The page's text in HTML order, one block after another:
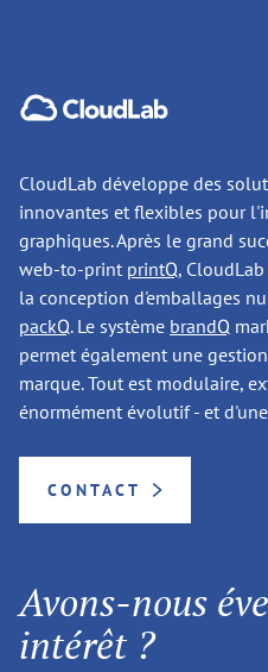
CloudLab développe des
innovantes et flexibles pour
graphiques. Après le grand
web-to-print printQ,
la conception d'emballages
packQ. Le système brandQ
permet également une
marque. Tout est modulaire,
énormément évolutif - et
CONTACT
Avons-nous
intérêt ?